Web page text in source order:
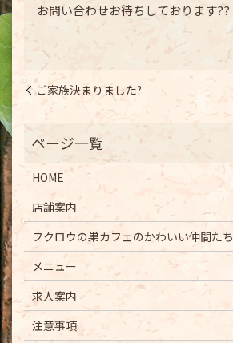
お問い合わせお待ちしております??
ご家族決まりました?
HOME
店舗案内
フクロウの巣カフェのかわいい仲間たち
メニュー
求人案内
注意事項